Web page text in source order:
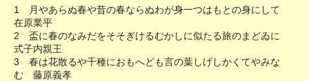
1 月やあらぬ春や昔の春ならぬわが身一つはもとの身にして
在原業平
2 盃に春のなみだをそそぎけるむかしに似たる旅のまどゐに
式子内親王
3 春は花散るや千種におもへども言の葉しげしかくてやみな
む 藤原義孝